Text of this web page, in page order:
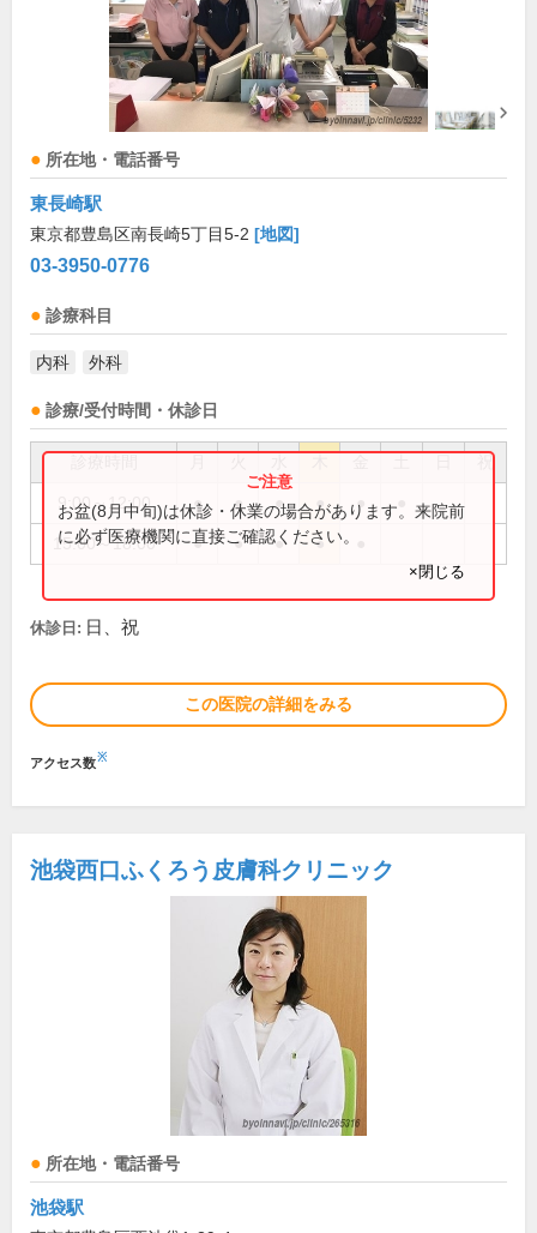
所在地・電話番号
東長崎駅
東京都豊島区南長崎5丁目5-2 [地図]
03-3950-0776
診療科目
内科 外科
診療/受付時間・休診日
祝
9:00～12:00 ● ● ● ● ●
15:00～18:00 ● ● ● ●
お盆(8月中旬)は休診・休業の場合があります。来院前
に必ず医療機関に直接ご確認ください。
×閉じる
休診日: 日、祝
この医院の詳細をみる
アクセス数※
池袋西口ふくろう皮膚科クリニック
所在地・電話番号
池袋駅